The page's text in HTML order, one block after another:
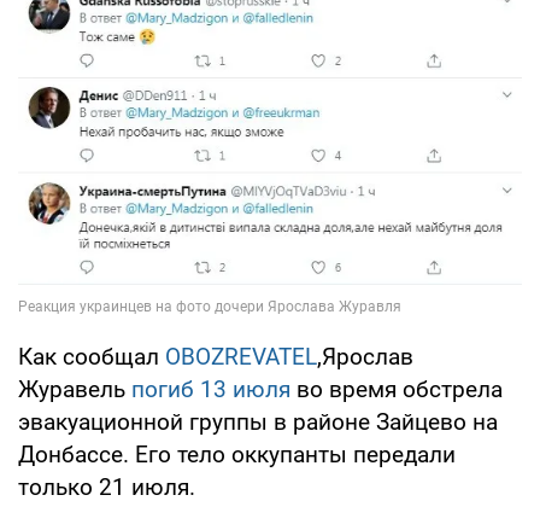
Как сообщал OBOZREVATEL,Ярослав
Журавель погиб 13 июля во время обстрела
эвакуационной группы в районе Зайцево на
Донбассе. Его тело оккупанты передали
только 21 июля.